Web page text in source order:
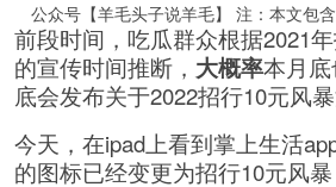
公众号【羊毛头子说羊毛】 注：本文包
前段时间，吃瓜群众根据2021
的宣传时间推断， 大概率本月底
底会发布关于2022招行10元风暴
今天，在ipad上看到掌上生活
的图标已经变更为招行10元风